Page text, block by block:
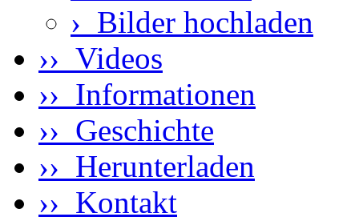
› Bilder hochladen
›› Videos
›› Informationen
›› Geschichte
›› Herunterladen
›› Kontakt